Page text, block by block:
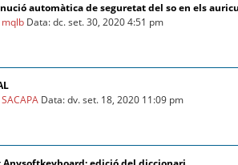
automàtica de seguretat del so en els
mqlb Data: dc. set. 30, 2020 4:51 pm
SACAPA Data: dv. set. 18, 2020 11:09 pm